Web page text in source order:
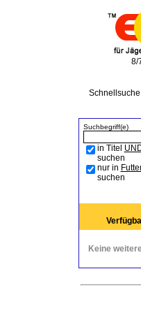
8/
Schnellsuche
Suchbegriff(e)
in Titel
suchen
nur in
suchen
Keine